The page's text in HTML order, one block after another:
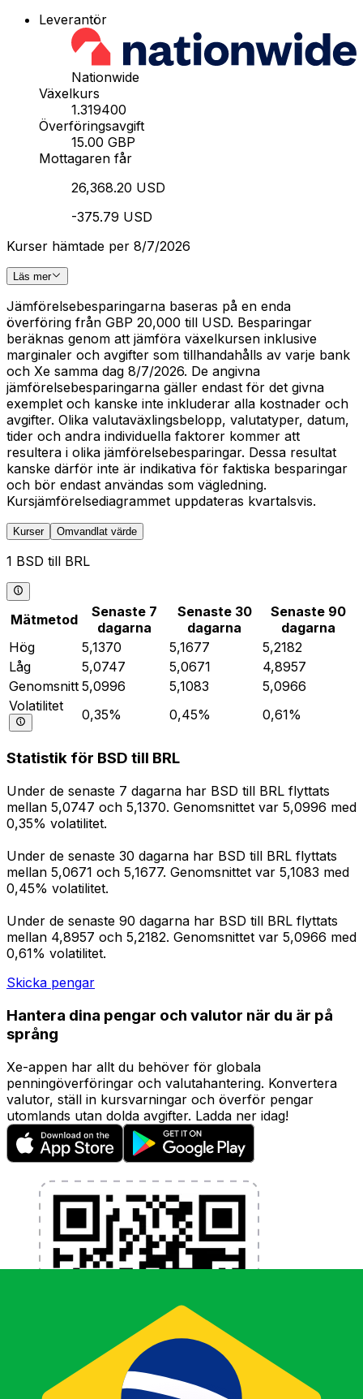
Leverantör
Nationwide
Växelkurs
1.319400
Överföringsavgift
15.00 GBP
Mottagaren får
26,368.20 USD
-375.79 USD
Kurser hämtade per 8/7/2026
Läs mer
Jämförelsebesparingarna baseras på en enda
överföring från GBP 20,000 till USD. Besparingar
beräknas genom att jämföra växelkursen inklusive
marginaler och avgifter som tillhandahålls av varje bank
och Xe samma dag 8/7/2026. De angivna
jämförelsebesparingarna gäller endast för det givna
exemplet och kanske inte inkluderar alla kostnader och
avgifter. Olika valutaväxlingsbelopp, valutatyper, datum,
tider och andra individuella faktorer kommer att
resultera i olika jämförelsebesparingar. Dessa resultat
kanske därför inte är indikativa för faktiska besparingar
och bör endast användas som vägledning.
Kursjämförelsediagrammet uppdateras kvartalsvis.
Kurser Omvandlat värde
1 BSD till BRL
Mätmetod
Senaste 7
dagarna
Senaste 30
dagarna
Senaste 90
dagarna
Hög
5,1370 5,1677
5,2182
Låg
5,0747 5,0671
4,8957
Genomsnitt 5,0996 5,1083
5,0966
Volatilitet
0,35% 0,45% 0,61%
Statistik för BSD till BRL
Under de senaste 7 dagarna har BSD till BRL flyttats
mellan 5,0747 och 5,1370. Genomsnittet var 5,0996 med
0,35% volatilitet.
Under de senaste 30 dagarna har BSD till BRL flyttats
mellan 5,0671 och 5,1677. Genomsnittet var 5,1083 med
0,45% volatilitet.
Under de senaste 90 dagarna har BSD till BRL flyttats
mellan 4,8957 och 5,2182. Genomsnittet var 5,0966 med
0,61% volatilitet.
Skicka pengar
Hantera dina pengar och valutor när du är på
språng
Xe-appen har allt du behöver för globala
penningöverföringar och valutahantering. Konvertera
valutor, ställ in kursvarningar och överför pengar
utomlands utan dolda avgifter. Ladda ner idag!